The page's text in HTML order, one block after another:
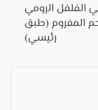
الفلفل الرومي
المفروم (طبق
رئيسي)